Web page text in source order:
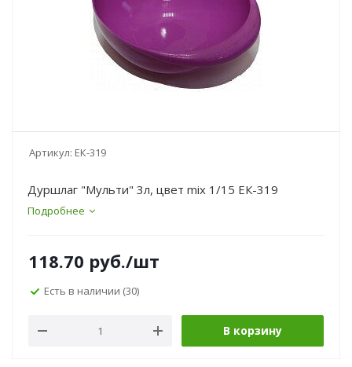
Артикул: ЕК-319
Дуршлаг "Мульти" 3л, цвет mix 1/15 ЕК-319
Подробнее
118.70 руб./шт
Есть в наличии (30)
В корзину